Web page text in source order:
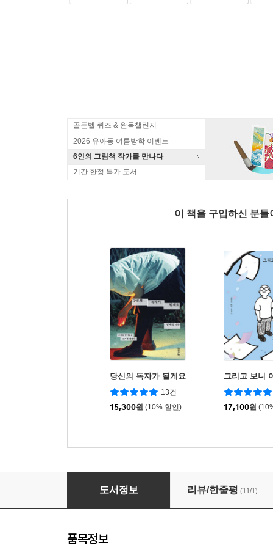
골든벨 퀴즈 & 완독챌린지
2026 유아동 여름방학 이벤트
6인의 그림책 작가를 만나다
기간 한정 특가 도서
이 책을 구입하신 분
당신의 독자가 될게요
13건
15,300원 (10% 할인)
그리고 보니
17,100원
케이크를 조심히 다뤄 주세요
도서정보 리뷰/한줄평 (11/1)
품목정보